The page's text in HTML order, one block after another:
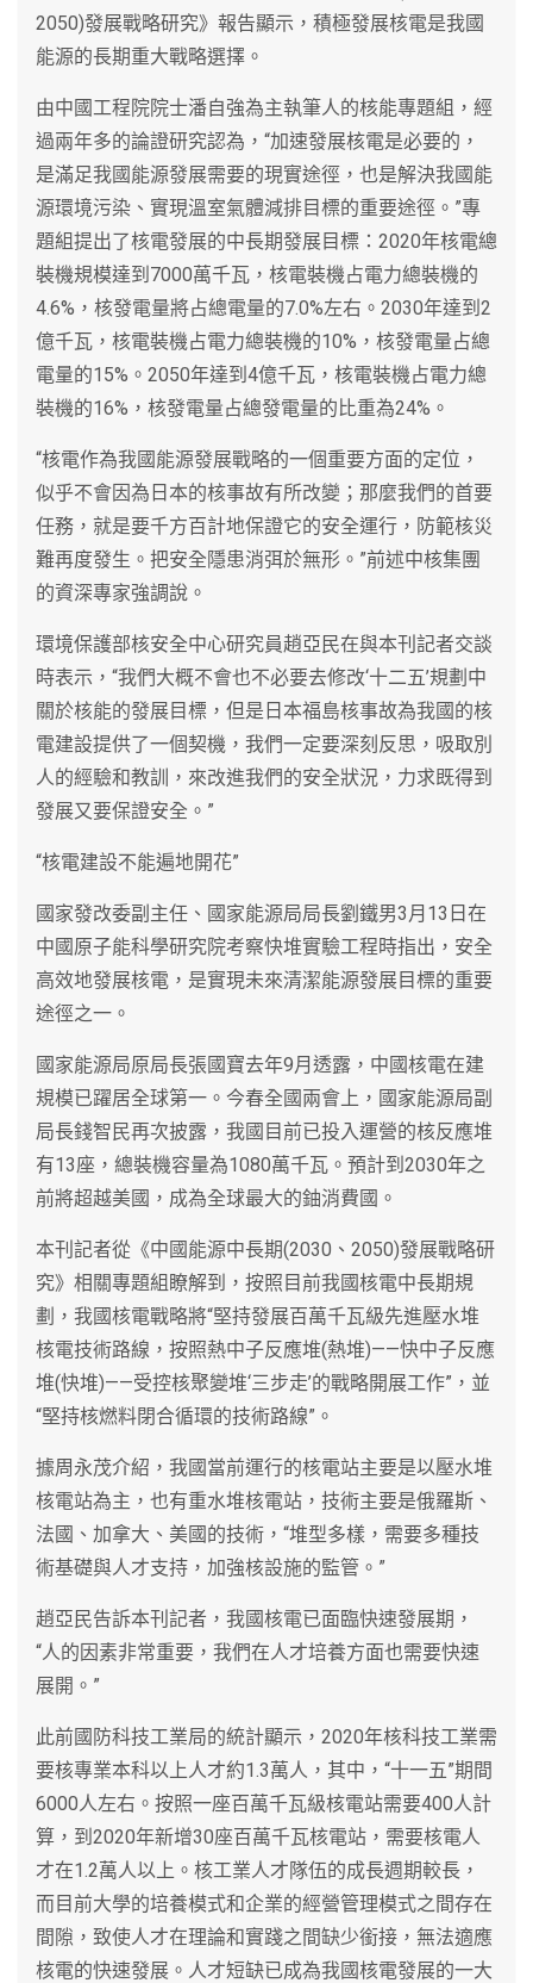
2050)發展戰略研究》報告顯示，積極發展核電是我國
能源的長期重大戰略選擇。
由中國工程院院士潘自強為主執筆人的核能專題組，經
過兩年多的論證研究認為，“加速發展核電是必要的，
是滿足我國能源發展需要的現實途徑，也是解決我國能
源環境污染、實現溫室氣體減排目標的重要途徑。”專
題組提出了核電發展的中長期發展目標：2020年核電總
裝機規模達到7000萬千瓦，核電裝機占電力總裝機的
4.6%，核發電量將占總電量的7.0%左右。2030年達到2
億千瓦，核電裝機占電力總裝機的10%，核發電量占總
電量的15%。2050年達到4億千瓦，核電裝機占電力總
裝機的16%，核發電量占總發電量的比重為24%。
“核電作為我國能源發展戰略的一個重要方面的定位，
似乎不會因為日本的核事故有所改變；那麼我們的首要
任務，就是要千方百計地保證它的安全運行，防範核災
難再度發生。把安全隱患消弭於無形。”前述中核集團
的資深專家強調說。
環境保護部核安全中心研究員趙亞民在與本刊記者交談
時表示，“我們大概不會也不必要去修改‘十二五’規劃中
關於核能的發展目標，但是日本福島核事故為我國的核
電建設提供了一個契機，我們一定要深刻反思，吸取別
人的經驗和教訓，來改進我們的安全狀況，力求既得到
發展又要保證安全。”
“核電建設不能遍地開花”
國家發改委副主任、國家能源局局長劉鐵男3月13日在
中國原子能科學研究院考察快堆實驗工程時指出，安全
高效地發展核電，是實現未來清潔能源發展目標的重要
途徑之一。
國家能源局原局長張國寶去年9月透露，中國核電在建
規模已躍居全球第一。今春全國兩會上，國家能源局副
局長錢智民再次披露，我國目前已投入運營的核反應堆
有13座，總裝機容量為1080萬千瓦。預計到2030年之
前將超越美國，成為全球最大的鈾消費國。
本刊記者從《中國能源中長期(2030、2050)發展戰略研
究》相關專題組瞭解到，按照目前我國核電中長期規
劃，我國核電戰略將“堅持發展百萬千瓦級先進壓水堆
核電技術路線，按照熱中子反應堆(熱堆)——快中子反應
堆(快堆)——受控核聚變堆‘三步走’的戰略開展工作”，並
“堅持核燃料閉合循環的技術路線”。
據周永茂介紹，我國當前運行的核電站主要是以壓水堆
核電站為主，也有重水堆核電站，技術主要是俄羅斯、
法國、加拿大、美國的技術，“堆型多樣，需要多種技
術基礎與人才支持，加強核設施的監管。”
趙亞民告訴本刊記者，我國核電已面臨快速發展期，
“人的因素非常重要，我們在人才培養方面也需要快速
展開。”
此前國防科技工業局的統計顯示，2020年核科技工業需
要核專業本科以上人才約1.3萬人，其中，“十一五”期間
6000人左右。按照一座百萬千瓦級核電站需要400人計
算，到2020年新增30座百萬千瓦核電站，需要核電人
才在1.2萬人以上。核工業人才隊伍的成長週期較長，
而目前大學的培養模式和企業的經營管理模式之間存在
間隙，致使人才在理論和實踐之間缺少銜接，無法適應
核電的快速發展。人才短缺已成為我國核電發展的一大